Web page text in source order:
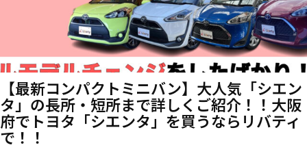
【最新コンパクトミニバン】大人気「シエン
タ」の長所・短所まで詳しくご紹介！！大阪
府でトヨタ「シエンタ」を買うならリバティ
で！！